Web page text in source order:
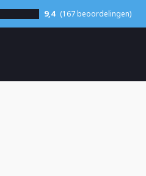
9,4 (167 beoordelingen)